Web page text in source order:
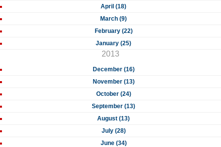
April (18)
March (9)
February (22)
January (25)
2013
December (16)
November (13)
October (24)
September (13)
August (13)
July (28)
June (34)